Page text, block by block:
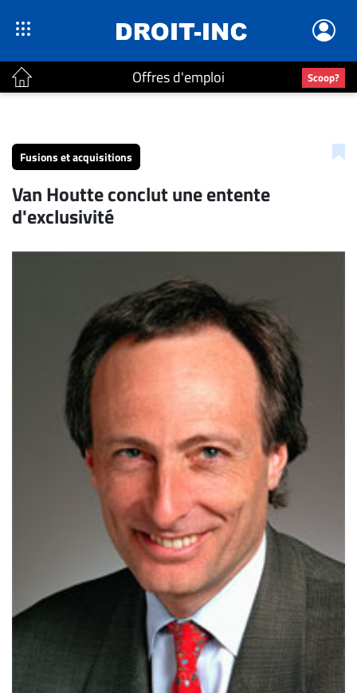
Offres d'emploi Scoop?
Accueil
Continu
Nominations
Bureaux
Archives
CARRIÈRE
EMPLOIS
d'emploi
Formation
Fusions et acquisitions
Van Houtte conclut une entente
d'exclusivité